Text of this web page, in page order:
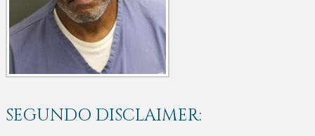
SEGUNDO DISCLAIMER: